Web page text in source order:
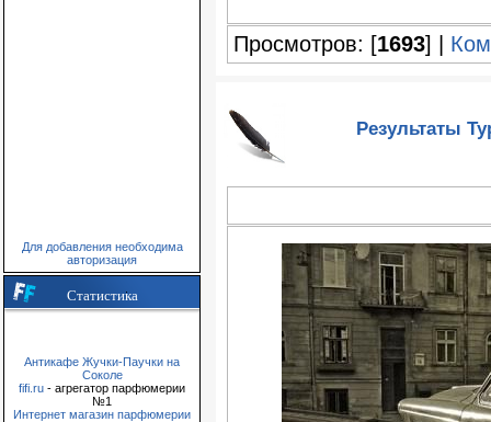
Для добавления необходима
авторизация
Статистика
Антикафе Жучки-Паучки на
Соколе
fifi.ru - агрегатор парфюмерии
№1
Интернет магазин парфюмерии
Просмотров: [1693] |
Результаты